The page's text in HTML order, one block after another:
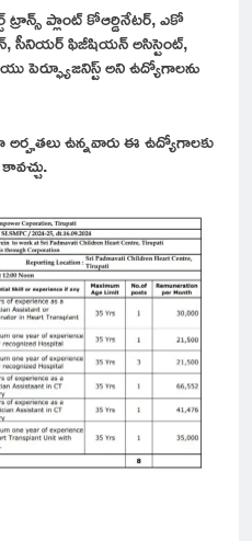
ట్రాన్స్ ప్లాంట్ కోఆర్డినేటర్, ఎకో
సీనియర్ ఫిజీషియన్ అసిస్టెంట్,
పెర్ఫ్యూజనిస్ట్ అని ఉద్యోగాలను
అర్హతలు ఉన్నవారు ఈ ఉద్యోగాలకు